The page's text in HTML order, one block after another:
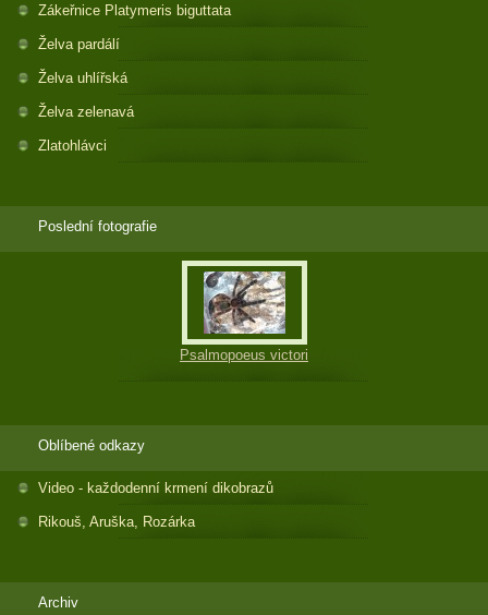
Zákeřnice Platymeris biguttata
Želva pardálí
Želva uhlířská
Želva zelenavá
Zlatohlávci
Poslední fotografie
Psalmopoeus victori
Oblíbené odkazy
Video - každodenní krmení dikobrazů
Rikouš, Aruška, Rozárka
Archiv